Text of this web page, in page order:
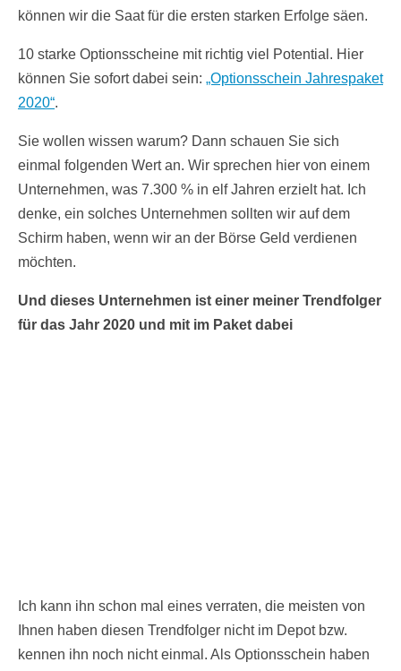
können wir die Saat für die ersten starken Erfolge säen.
10 starke Optionsscheine mit richtig viel Potential. Hier
können Sie sofort dabei sein: „Optionsschein Jahrespaket
2020“.
Sie wollen wissen warum? Dann schauen Sie sich
einmal folgenden Wert an. Wir sprechen hier von einem
Unternehmen, was 7.300 % in elf Jahren erzielt hat. Ich
denke, ein solches Unternehmen sollten wir auf dem
Schirm haben, wenn wir an der Börse Geld verdienen
möchten.
Und dieses Unternehmen ist einer meiner Trendfolger
für das Jahr 2020 und mit im Paket dabei
Ich kann ihn schon mal eines verraten, die meisten von
Ihnen haben diesen Trendfolger nicht im Depot bzw.
kennen ihn noch nicht einmal. Als Optionsschein haben